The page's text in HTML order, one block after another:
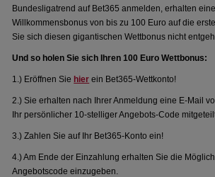
Bundesligatrend auf Bet365 anmelden, erhalten
Willkommensbonus von bis zu 100 Euro auf die
Sie sich diesen gigantischen Wettbonus nicht
Und so holen Sie sich Ihren 100 Euro Wettbonus:
1.) Eröffnen Sie hier ein Bet365-Wettkonto!
2.) Sie erhalten nach Ihrer Anmeldung eine E-Mail
Ihr persönlicher 10-stelliger Angebots-Code
3.) Zahlen Sie auf Ihr Bet365-Konto ein!
4.) Am Ende der Einzahlung erhalten Sie die
Angebotscode einzugeben.